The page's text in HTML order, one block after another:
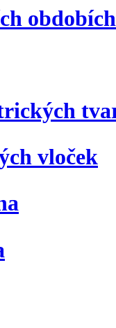
obdobích
vloček